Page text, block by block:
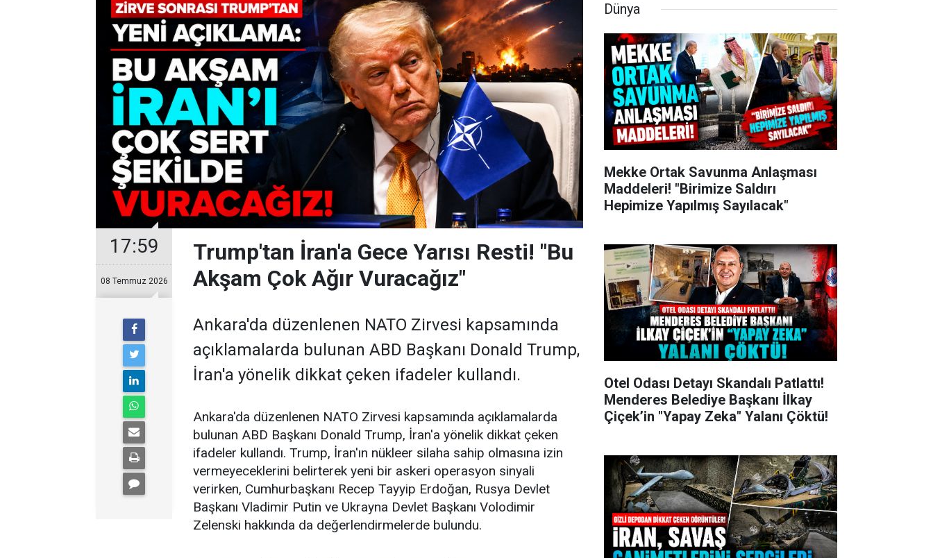
17:59
08 Temmuz 2026
Trump'tan İran'a Gece Yarısı Resti! "Bu
Akşam Çok Ağır Vuracağız"
Ankara'da düzenlenen NATO Zirvesi kapsamında
açıklamalarda bulunan ABD Başkanı Donald Trump,
İran'a yönelik dikkat çeken ifadeler kullandı.
Ankara'da düzenlenen NATO Zirvesi kapsamında açıklamalarda
bulunan ABD Başkanı Donald Trump, İran'a yönelik dikkat çeken
ifadeler kullandı. Trump, İran'ın nükleer silaha sahip olmasına izin
vermeyeceklerini belirterek yeni bir askeri operasyon sinyali
verirken, Cumhurbaşkanı Recep Tayyip Erdoğan, Rusya Devlet
Başkanı Vladimir Putin ve Ukrayna Devlet Başkanı Volodimir
Zelenski hakkında da değerlendirmelerde bulundu.
Dünya
Mekke Ortak Savunma Anlaşması
Maddeleri! "Birimize Saldırı
Hepimize Yapılmış Sayılacak"
Otel Odası Detayı Skandalı Patlattı!
Menderes Belediye Başkanı İlkay
Çiçek’in "Yapay Zeka" Yalanı Çöktü!